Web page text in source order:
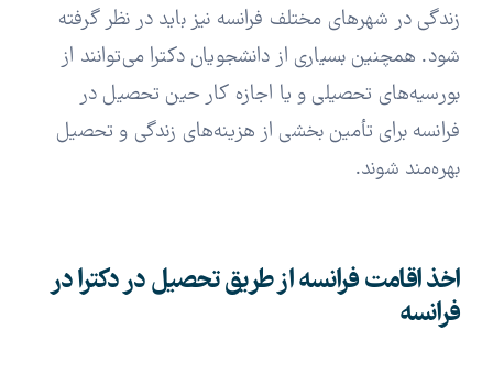
زندگی در شهرهای مختلف فرانسه نیز باید در نظر گرفته
شود. همچنین بسیاری از دانشجویان دکترا می‌توانند از
بورسیه‌های تحصیلی و یا اجازه کار حین تحصیل در
فرانسه برای تأمین بخشی از هزینه‌های زندگی و تحصیل
بهره‌مند شوند.
اخذ اقامت فرانسه از طریق تحصیل در دکترا در
فرانسه